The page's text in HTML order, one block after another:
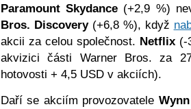
Paramount Skydance (+2,9 %)
Bros. Discovery(+6,8 %), když
akcii za celou společnost. Netflix(-
akvizici části Warner Bros. za
hotovosti + 4,5 USD v akciích).
Daří se akciím provozovatele